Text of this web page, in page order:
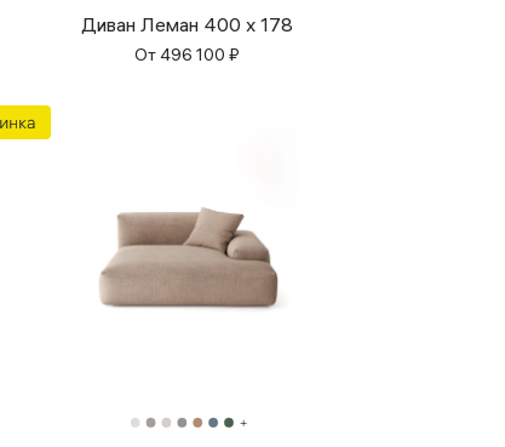
Диван Леман 400 x 178
От496 100₽